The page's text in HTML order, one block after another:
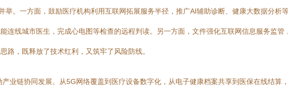
举。一方面，鼓励医疗机构利用互联网拓展服务半径，推广AI辅助诊断、健康大数据分
连线城市医生，完成心电图等检查的远程判读。另一方面，文件强化互联网信息服务监
路，既释放了技术红利，又筑牢了风险防线。
业链协同发展。从5G网络覆盖到医疗设备数字化，从电子健康档案共享到医保在线结算